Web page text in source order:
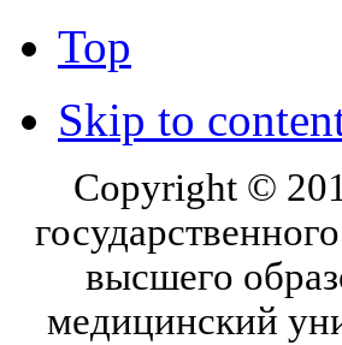
Top
Skip to
Copyright ©
высшего
медицинский